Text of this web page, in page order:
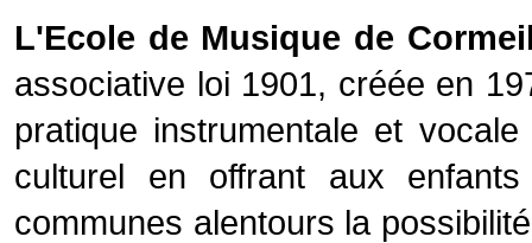
L'Ecole de Musique de
associative loi 1901, créée en
pratique instrumentale et
culturel en offrant aux
communes alentours la